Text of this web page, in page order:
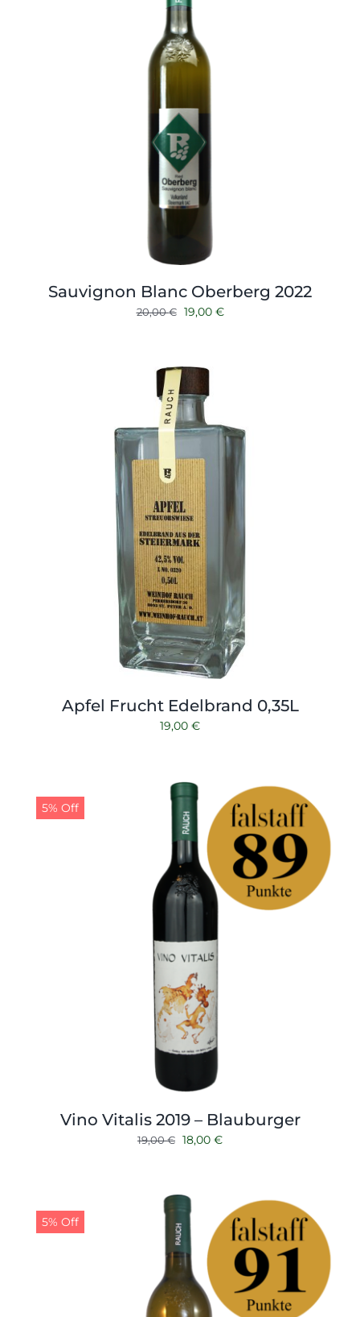
Sauvignon Blanc Oberberg 2022
20,00€ Ursprünglicher
20,00 €
19,00 €Aktueller
Apfel Frucht Edelbrand 0,35L
19,00 €
5% Off
Vino Vitalis 2019 – Blauburger
19,00€ Ursprünglicher
19,00 €
18,00 €Aktueller
18,00 €.
5% Off